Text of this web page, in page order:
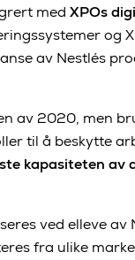
med XPOs
og
av Nestlés
av 2020, men
til å beskytte
kapasiteten av
ved elleve av
fra ulike